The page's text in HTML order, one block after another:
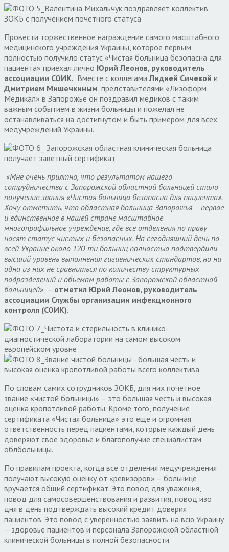
Провести торжественное награждение самого масштабного
медицинского учреждения Украины, которое первым
полностью получило статус «Чистая больница безопасна для
пациента» приехал лично Юрий Леонов, руководитель
ассоциации СОИК. Вместе с коллегами Лидией Сичевой и
Дмитрием Мишечкиным , представителями «Лизоформ
Медикал» в Запорожье он поздравил медиков с таким
важным событием в жизни больницы и пожелал не
останавливаться на достигнутом и быть примером для всех
медучреждений Украины.
«Мне очень приятно, что результатом нашего
сотрудничества с Запорожской областной больницей стало
получение звания «Чистая больница безопасна для пациента».
Хочу отметить, что областная больница Запорожья – первое
и единственное в нашей стране масштабное
многопрофильное учреждение, где все отделения по праву
носят статус чистых и безопасных. На сегодняшний день по
всей Украине около 120-ти больниц полностью подтвердили
высший уровень выполнения гигиенических стандартов, но ни
одна из них не сравниться по количеству структурных
подразделений и объемам работы с Запорожской областной
больницей», – отметил Юрий Леонов, руководитель
ассоциации Службы организации инфекционного
контроля (СОИК).
По словам самих сотрудников ЗОКБ, для них почетное
звание «чистой больницы» – это большая честь и высокая
оценка кропотливой работы. Кроме того, получение
сертификата «Чистая больница» это еще и огромная
ответственность перед пациентами, которые каждый день
доверяют свое здоровье и благополучие специалистам
облбольницы.
По правилам проекта, когда все отделения медучреждения
получают высокую оценку от «ревизоров» – больнице
вручается общий сертификат. Это повод для уважения,
повод для самосовершенствования и развития, повод изо
дня в день подтверждать высокий кредит доверия
пациентов. Это повод с уверенностью заявить на всю Украину
– здоровье пациентов и персонала Запорожской областной
клинической больницы в полной безопасности.